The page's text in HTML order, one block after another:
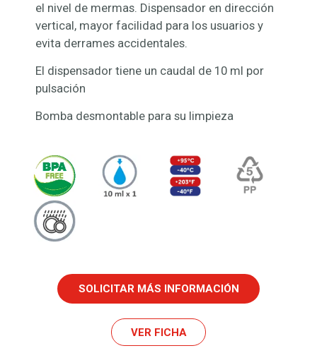
el nivel de mermas. Dispensador en dirección
vertical, mayor facilidad para los usuarios y
evita derrames accidentales.
El dispensador tiene un caudal de 10 ml por
pulsación
Bomba desmontable para su limpieza
SOLICITAR MÁS INFORMACIÓN
VER FICHA